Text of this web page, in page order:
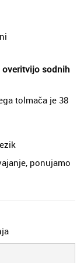
overitvijo sodnih
tolmača je 38
ponujamo